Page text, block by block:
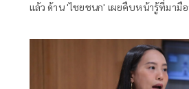
แล้ว ด้าน 'ไชยชนก' เผยคืบหน้ารู้ที่มามื